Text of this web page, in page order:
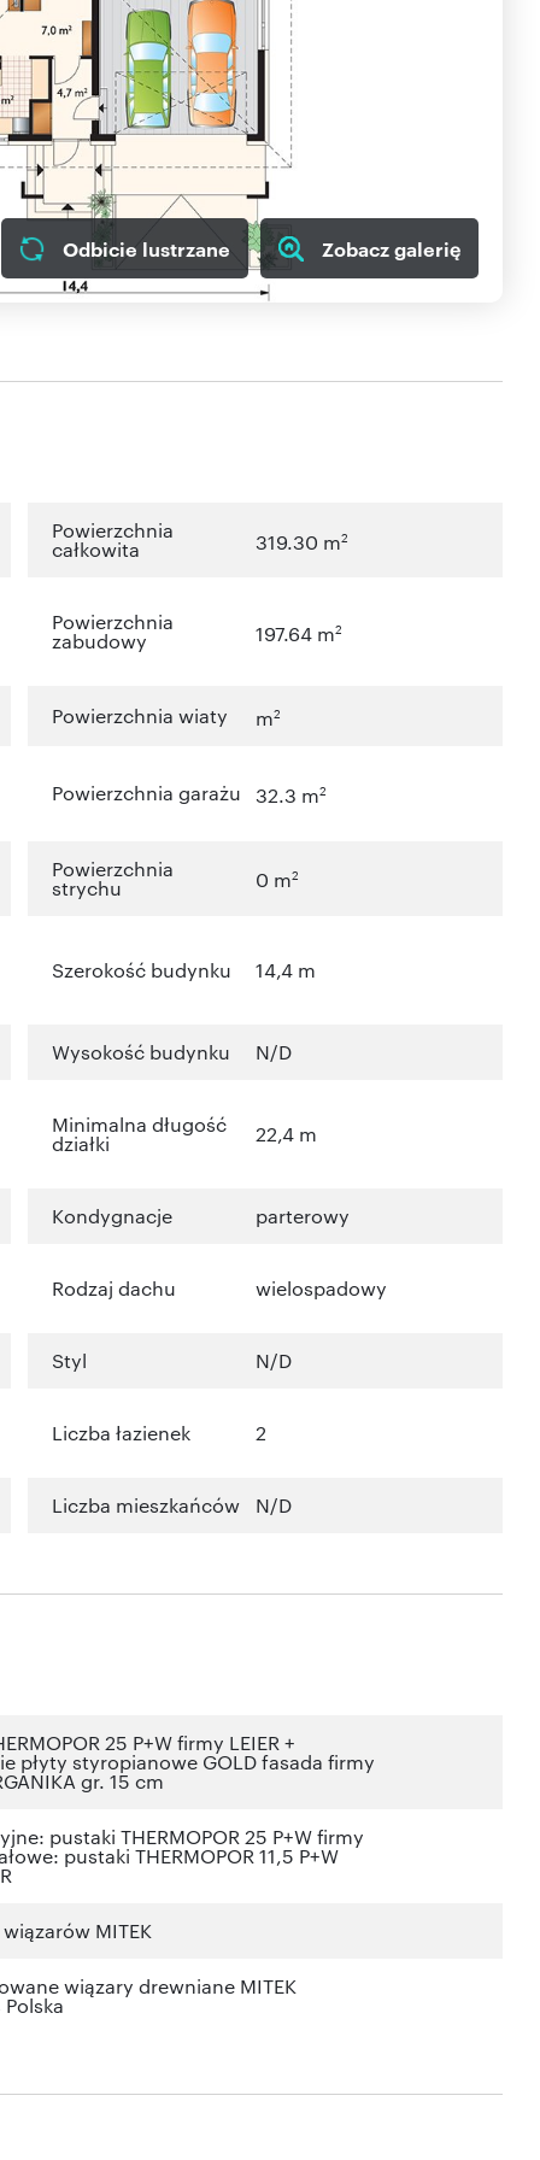
Odbicie lustrzane Zobacz galerię
Powierzchnia
całkowita 319.30 m2
Powierzchnia
zabudowy 197.64 m2
Powierzchnia wiaty m2
Powierzchnia garażu 32.3 m2
Powierzchnia
strychu 0 m2
Szerokość budynku 14,4 m
Wysokość budynku N/D
Minimalna długość
działki 22,4 m
Kondygnacje parterowy
Rodzaj dachu wielospadowy
Styl N/D
Liczba łazienek 2
Liczba mieszkańców N/D
25 P+W firmy LEIER +
płyty styropianowe GOLD fasada firmy
gr. 15 cm
pustaki THERMOPOR 25 P+W firmy
pustaki THERMOPOR 11,5 P+W
MITEK
wiązary drewniane MITEK